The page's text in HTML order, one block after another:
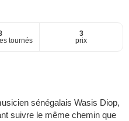
tournés
3
prix
sénégalais Wasis Diop,
suivre le même chemin que